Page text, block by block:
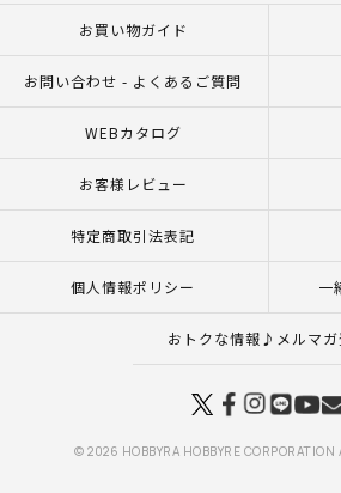
お買い物ガイド
お問い合わせ - よくあるご質問
WEBカタログ
お客様レビュー
特定商取引法表記
個人情報ポリシー 一
おトクな情報♪メルマガ
© 2026 HOBBYRA HOBBYRE